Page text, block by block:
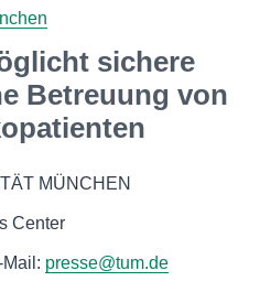
sichere
Betreuung von
MÜNCHEN
Center
presse@tum.de